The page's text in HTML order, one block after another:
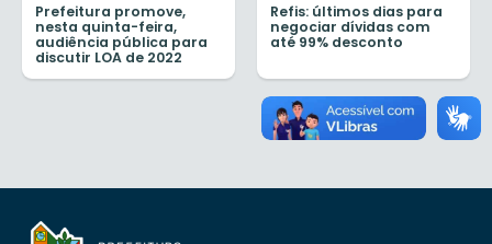
Prefeitura promove,
nesta quinta-feira,
audiência pública para
discutir LOA de 2022
Refis: últimos dias para
negociar dívidas com
até 99% desconto